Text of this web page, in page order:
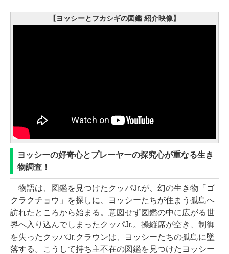
【ヨッシーとフカシギの図鑑 紹介映像】
ヨッシーの好奇心とプレーヤーの探究心が重なる生き
物調査！
物語は、図鑑を見つけたクッパJr.が、幻の生き物「ゴ
クラクチョウ」を探しに、ヨッシーたちが住まう孤島へ
訪れたところから始まる。意図せず図鑑の中に広がる世
界へ入り込んでしまったクッパJr.。操縦席が空き、制御
を失ったクッパJr.クラウンは、ヨッシーたちの孤島に墜
落する。こうして持ち主不在の図鑑を見つけたヨッシー